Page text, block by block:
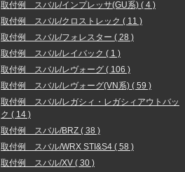
取付例 スバル/インプレッサ(GU系) ( 4 )
取付例 スバル/クロストレック ( 11 )
取付例 スバル/フォレスター ( 28 )
取付例 スバル/レイバック ( 1 )
取付例 スバル/レヴォーグ ( 106 )
取付例 スバル/レヴォーグ(VN系) ( 59 )
取付例 スバル/レガシィ・レガシィアウトバッ
ク ( 14 )
取付例 スバル/BRZ ( 38 )
取付例 スバル/WRX STI&S4 ( 58 )
取付例 スバル/XV ( 30 )